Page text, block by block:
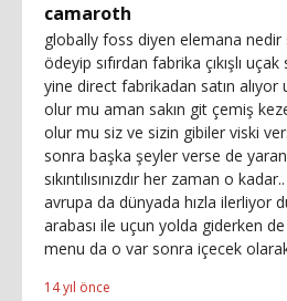
camaroth
globally foss diyen elemana
ödeyip sıfırdan fabrika çıkışlı
yine direct fabrikadan satın alıyor
olur mu aman sakın git çemiş
olur mu siz ve sizin gibiler viski
sonra başka şeyler verse de
sıkıntılısınızdır her zaman o
avrupa da dünyada hızla ilerliyor
arabası ile uçun yolda giderken
menu da o var sonra içecek
14 yıl önce